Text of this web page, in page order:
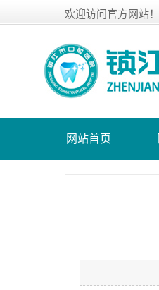
欢迎访问官方网站！
网站首页